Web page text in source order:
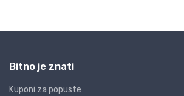
Bitno je znati
Kuponi za popuste